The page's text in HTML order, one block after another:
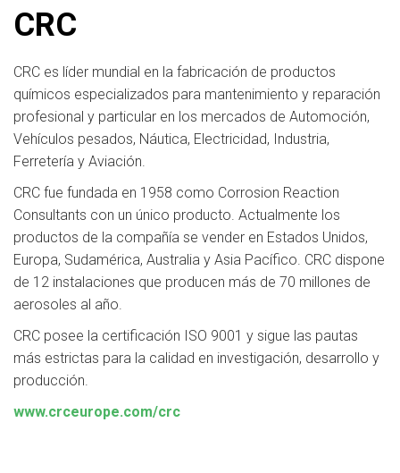
CRC
CRC es líder mundial en la fabricación de productos
químicos especializados para mantenimiento y reparación
profesional y particular en los mercados de Automoción,
Vehículos pesados, Náutica, Electricidad, Industria,
Ferretería y Aviación.
CRC fue fundada en 1958 como Corrosion Reaction
Consultants con un único producto. Actualmente los
productos de la compañía se vender en Estados Unidos,
Europa, Sudamérica, Australia y Asia Pacífico. CRC dispone
de 12 instalaciones que producen más de 70 millones de
aerosoles al año.
CRC posee la certificación ISO 9001 y sigue las pautas
más estrictas para la calidad en investigación, desarrollo y
producción.
www.crceurope.com/crc